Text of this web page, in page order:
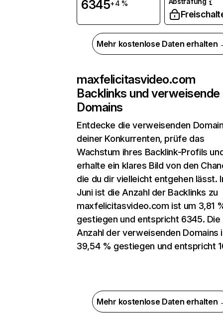
6345+4 %
Mehr kostenlose Daten erhalten
maxfelicitasvideo.com
Backlinks und verweisende
Domains
Entdecke die verweisenden
deiner Konkurrenten, prüfe das
Wachstum ihres Backlink-Profils
erhalte ein klares Bild von den
die du dir vielleicht entgehen lässt.
Juni ist die Anzahl der Backlinks zu
maxfelicitasvideo.com ist um 3,81
gestiegen und entspricht 6345. Die
Anzahl der verweisenden Domains
39,54 % gestiegen und entspricht
Mehr kostenlose Daten erhalten